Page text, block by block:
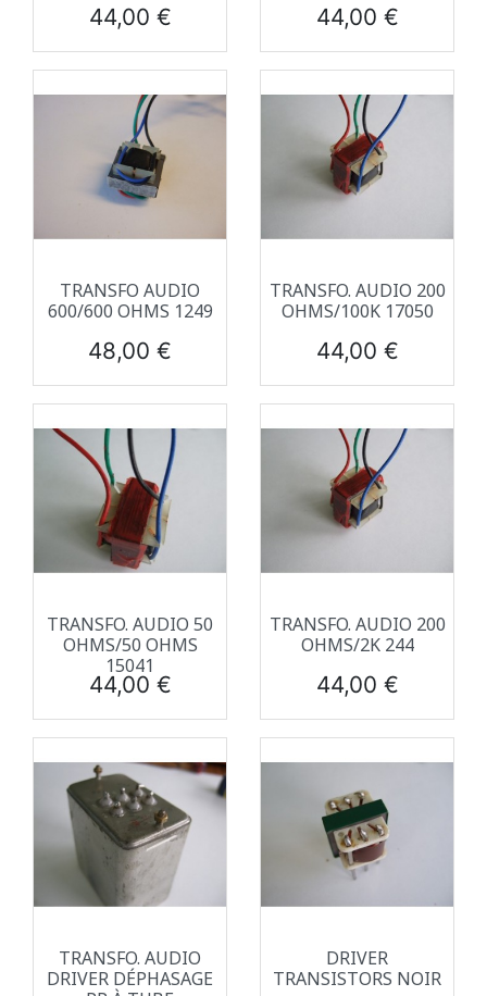
Prix
44,00 € Prix
44,00 €
TRANSFO AUDIO
600/600 OHMS 1249
Prix
48,00 €
TRANSFO. AUDIO 200
OHMS/100K 17050
Prix
44,00 €
TRANSFO. AUDIO 50
OHMS/50 OHMS
15041
Prix
44,00 €
TRANSFO. AUDIO 200
OHMS/2K 244
Prix
44,00 €
TRANSFO. AUDIO
DRIVER DÉPHASAGE
DRIVER
TRANSISTORS NOIR